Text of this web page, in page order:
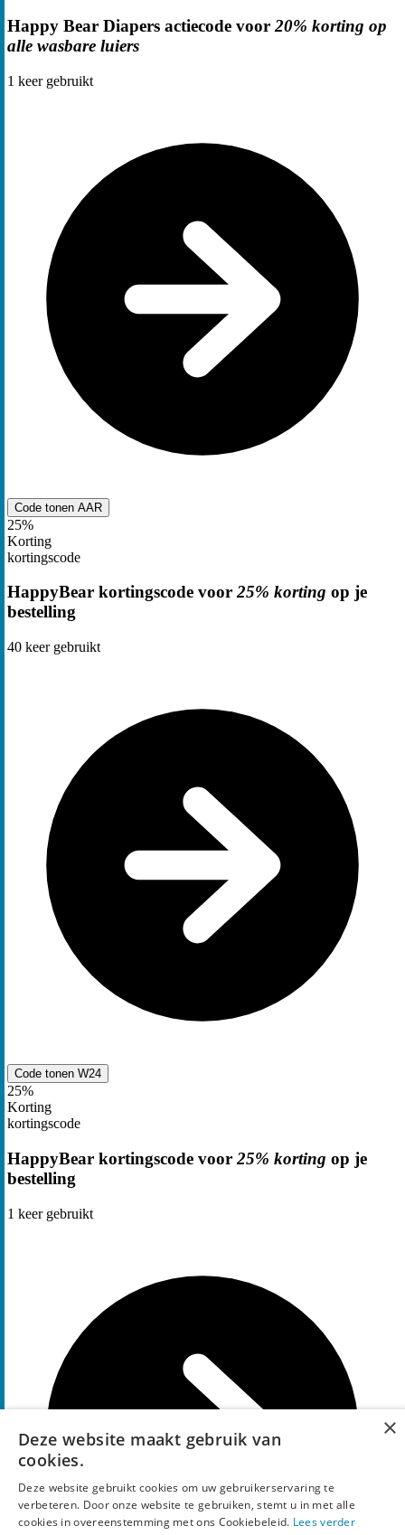
Happy Bear Diapers actiecode voor 20% korting op
alle wasbare luiers
1 keer gebruikt
Code tonen AAR
25%
Korting
kortingscode
HappyBear kortingscode voor25% korting op je
bestelling
40 keer gebruikt
Code tonen W24
25%
Korting
kortingscode
HappyBear kortingscode voor 25% korting op je
bestelling
1 keer gebruikt
×
Deze website maakt gebruik van
cookies.
Deze website gebruikt cookies om uw gebruikerservaring te
verbeteren. Door onze website te gebruiken, stemt u in met alle
cookies in overeenstemming met ons Cookiebeleid. Lees verder